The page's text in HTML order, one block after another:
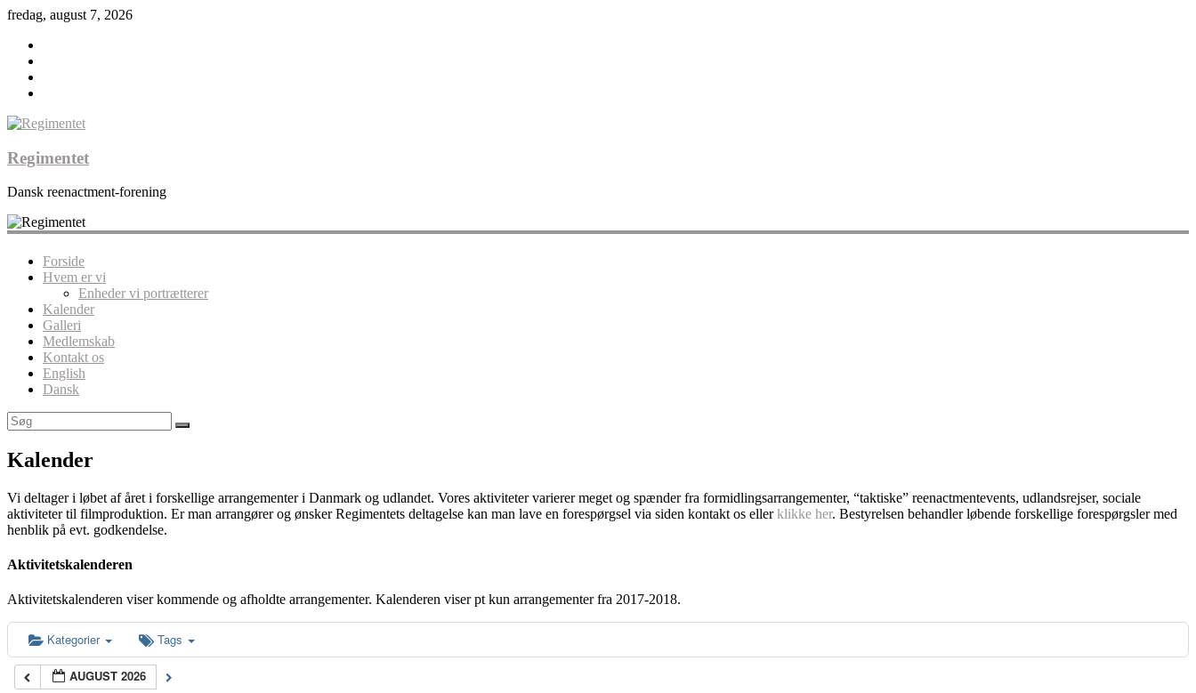
fredag, august 7, 2026
Regimentet
Dansk reenactment-forening
Forside
Hvem er vi
Enheder vi portrætterer
Kalender
Galleri
Medlemskab
Kontakt os
English
Dansk
Kalender
Vi deltager i løbet af året i forskellige arrangementer i Danmark og udlandet. Vores aktiviteter varierer meget og spænder fra formidlingsarrangementer, “taktiske” reenactmentevents, udlandsrejser, sociale
aktiviteter til filmproduktion. Er man arrangører og ønsker Regimentets deltagelse kan man lave en forespørgsel via siden kontakt os ellerklikke her. Bestyrelsen behandler løbende forskellige forespørgsler med
henblik på evt. godkendelse.
Aktivitetskalenderen
Aktivitetskalenderen viser kommende og afholdte arrangementer. Kalenderen viser pt kun arrangementer fra 2017-2018.
Kategorier Tags
AUGUST 2026